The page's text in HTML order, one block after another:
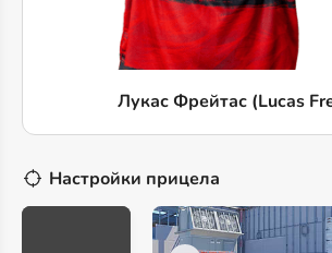
Лукас Фрейтас (Lucas
Настройки прицела